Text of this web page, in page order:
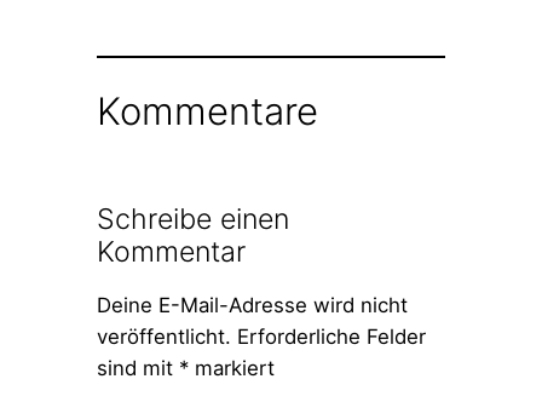
Kommentare
Schreibe einen
Kommentar
Deine E-Mail-Adresse wird nicht
veröffentlicht. Erforderliche Felder
sind mit *markiert